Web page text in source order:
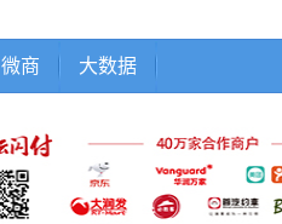
微商 大数据